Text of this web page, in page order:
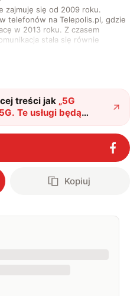
zajmuję się od 2009 roku.
telefonów na Telepolis.pl, gdzie
w 2013 roku. Z czasem
stała się równie
a rozwój technologii sprawił,
dołączył też inny sprzęt
roku śledzę i opisuję ruchy
i na świecie. Poziom
hejtu świadczy o tym, że robię
ostatnich lat moje teksty
od 2020 roku jestem związany z
zastępcą redaktora
łączę z zawodowym,
technologiami, ale nie
serialem, grami
treści jak „5G
Te usługi będą
"?
Kopiuj